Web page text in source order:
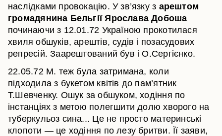
наслідками провокацію. У зв’язку з арештом
громадянина Бельгії Ярослава Добоша
починаючи з 12.01.72 Україною прокотилася
хвиля обшуків, арештів, судів і позасудових
репресій. Заарештований був і О.Сергієнко.
22.05.72 М. теж була затримана, коли
підходила з букетом квітів до пам’ятник
Т.Шевченку. Ошук за обшуком, ходіння по
інстанціях з метою полегшити долю хворого на
туберкульоз сина... Це не просто материнські
клопоти — це ходіння по лезу бритви. Її заяви,